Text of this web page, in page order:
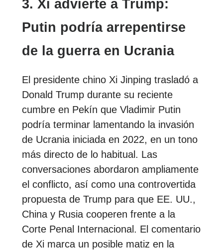
3. Xi advierte a Trump:
Putin podría arrepentirse
de la guerra en Ucrania
El presidente chino Xi Jinping trasladó a
Donald Trump durante su reciente
cumbre en Pekín que Vladimir Putin
podría terminar lamentando la invasión
de Ucrania iniciada en 2022, en un tono
más directo de lo habitual. Las
conversaciones abordaron ampliamente
el conflicto, así como una controvertida
propuesta de Trump para que EE. UU.,
China y Rusia cooperen frente a la
Corte Penal Internacional. El comentario
de Xi marca un posible matiz en la